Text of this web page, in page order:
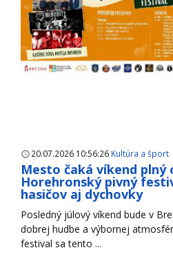
20.07.2026 10:56:26 Kultúra a šport
Mesto čaká víkend plný
Horehronský pivný
hasičov aj dychovky
Posledný júlový víkend bude v
dobrej hudbe a výbornej
festival sa tento ...